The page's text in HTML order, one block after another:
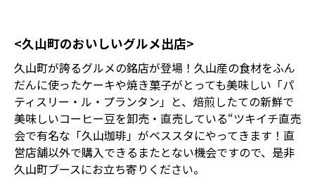
<久山町のおいしいグルメ出店>
久山町が誇るグルメの銘店が登場！久山産の食材をふん
だんに使ったケーキや焼き菓子がとっても美味しい「パ
ティスリー・ル・プランタン」と、焙煎したての新鮮で
美味しいコーヒー豆を卸売・直売している“ツキイチ直売
会で有名な「久山珈琲」がベススタにやってきます！直
営店舗以外で購入できるまたとない機会ですので、是非
久山町ブースにお立ち寄りください。